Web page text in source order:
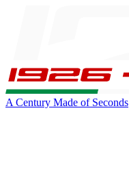
A Century Made of Seconds